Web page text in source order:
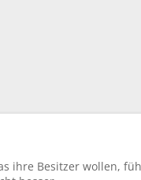
ihre Besitzer wollen,